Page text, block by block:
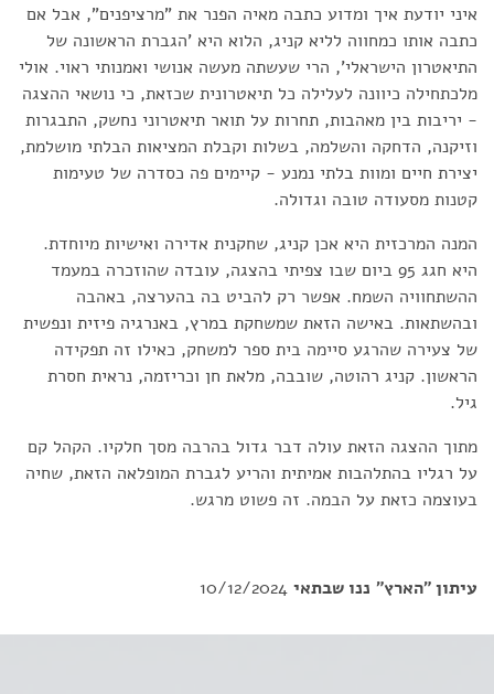
איני יודעת איך ומדוע כתבה מאיה הפנר את "מרציפנים", אבל אם
כתבה אותו כמחווה לליא קניג, הלוא היא 'הגברת הראשונה של
התיאטרון הישראלי', הרי שעשתה מעשה אנושי ואמנותי ראוי. אולי
מלכתחילה כיוונה לעלילה כל תיאטרונית שכזאת, כי נושאי ההצגה
- יריבות בין מאהבות, תחרות על תואר תיאטרוני נחשק, התבגרות
וזיקנה, הדחקה והשלמה, בשלות וקבלת המציאות הבלתי מושלמת,
יצירת חיים ומוות בלתי נמנע - קיימים פה כסדרה של טעימות
קטנות מסעודה טובה וגדולה.
המנה המרכזית היא אכן קניג, שחקנית אדירה ואישיות מיוחדת.
היא חגג 95 ביום שבו צפיתי בהצגה, עובדה שהוזכרה במעמד
ההשתחוויה השמח. אפשר רק להביט בה בהערצה, באהבה
ובהשתאות. באישה הזאת שמשחקת במרץ, באנרגיה פיזית ונפשית
של צעירה שהרגע סיימה בית ספר למשחק, כאילו זה תפקידה
הראשון. קניג רהוטה, שובבה, מלאת חן וכריזמה, נראית חסרת
גיל.
מתוך ההצגה הזאת עולה דבר גדול בהרבה מסך חלקיו. הקהל קם
על רגליו בהתלהבות אמיתית והריע לגברת המופלאה הזאת, שחיה
בעוצמה כזאת על הבמה. זה פשוט מרגש.
עיתון "הארץ" ננו שבתאי 10/12/2024